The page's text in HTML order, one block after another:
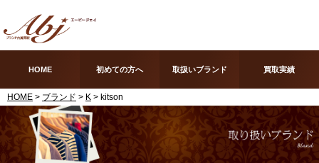
HOME 初めての方へ 取扱いブランド 買取実績
HOME > ブランド > K > kitson